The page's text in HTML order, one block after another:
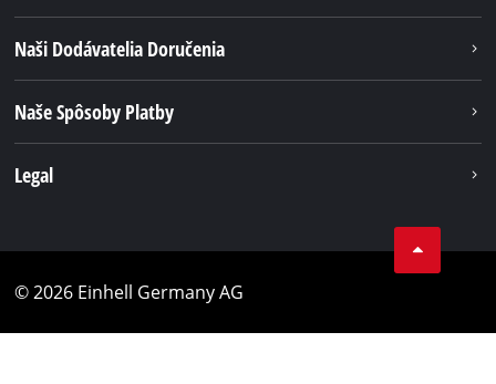
Naši Dodávatelia Doručenia
Naše Spôsoby Platby
Legal
© 2026 Einhell Germany AG